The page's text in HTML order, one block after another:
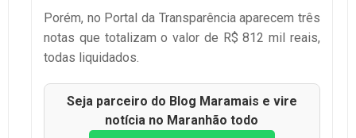
Porém, no Portal da Transparência aparecem três
notas que totalizam o valor de R$ 812 mil reais,
todas liquidados.
Seja parceiro do Blog Maramais e vire
notícia no Maranhão todo